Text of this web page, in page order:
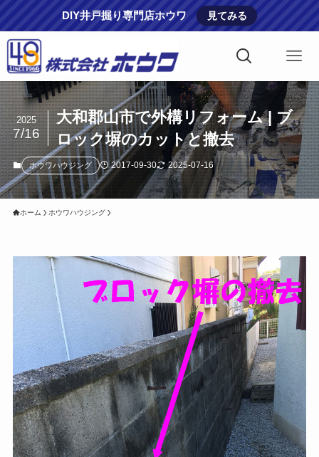
DIY井戸掘り専門店ホウワ 見てみる
大和郡山市で外構リフォーム | ブ
ロック塀のカットと撤去
2025
7/16
ホウワハウジング 2017-09-30 2025-07-16
ホーム ホウワハウジング